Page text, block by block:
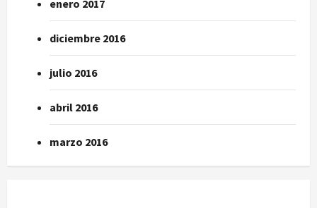
enero 2017
diciembre 2016
julio 2016
abril 2016
marzo 2016